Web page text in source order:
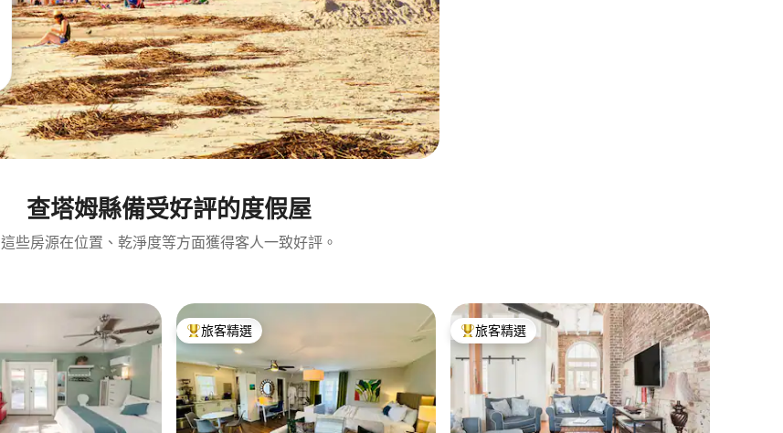
查塔姆縣備受好評的度假屋
這些房源在位置、乾淨度等方面獲得客人一致好評。
旅客精選榜首
旅客精選 旅客精選榜首
旅客精選